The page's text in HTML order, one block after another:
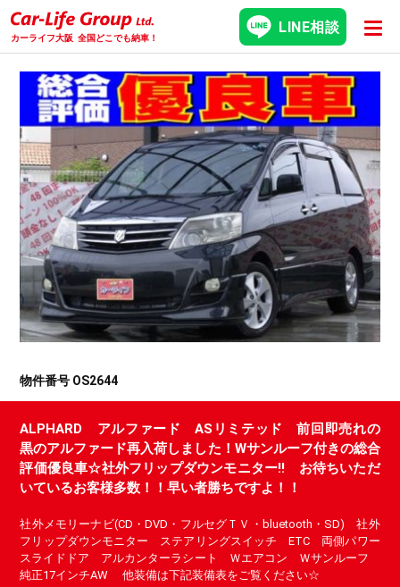
カーライフ大阪 全国どこでも納車！
LINE相談
物件番号 OS2644
ALPHARD アルファード ASリミテッド 前回即売れの
黒のアルファード再入荷しました！Wサンルーフ付きの総合
評価優良車☆社外フリップダウンモニター!! お待ちいただ
いているお客様多数！！早い者勝ちですよ！！
社外メモリーナビ(CD・DVD・フルセグＴＶ・bluetooth・SD) 社外
フリップダウンモニター ステアリングスイッチ ETC 両側パワー
スライドドア アルカンターラシート Ｗエアコン Ｗサンルーフ
純正17インチAW 他装備は下記装備表をご覧ください☆